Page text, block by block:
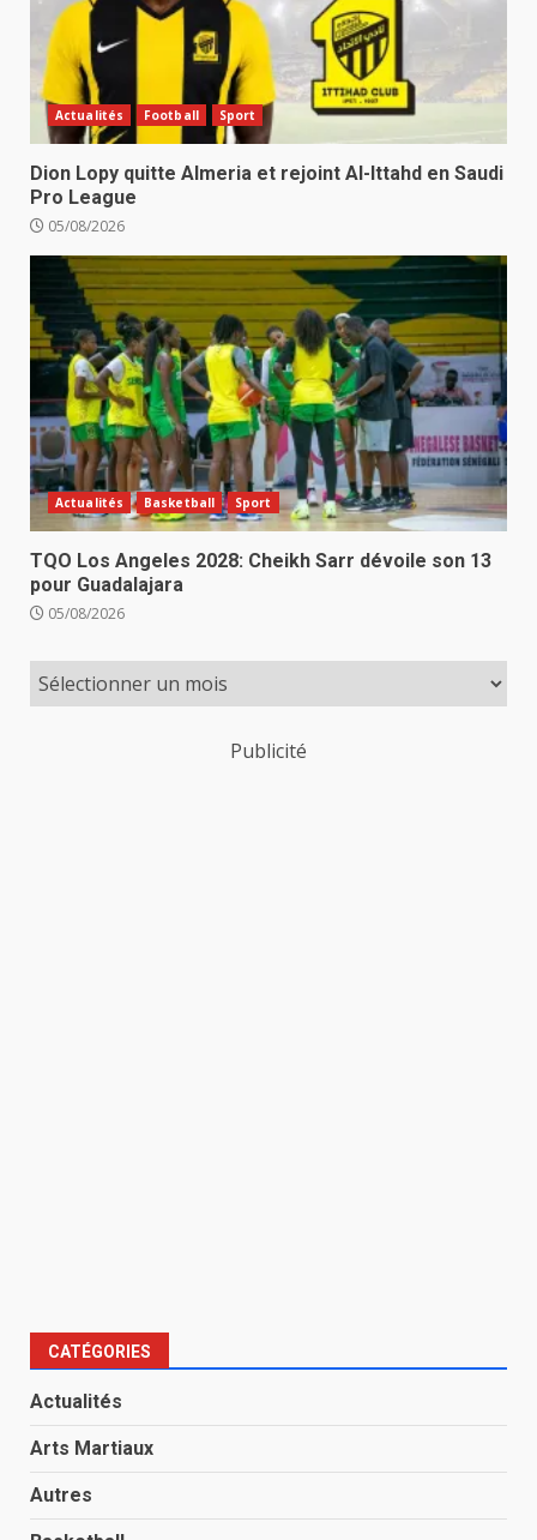
Actualités Football Sport
Dion Lopy quitte Almeria et rejoint Al-Ittahd en Saudi
Pro League
05/08/2026
Actualités Basketball Sport
TQO Los Angeles 2028: Cheikh Sarr dévoile son 13
pour Guadalajara
05/08/2026
Publicité
CATÉGORIES
Actualités
Arts Martiaux
Autres